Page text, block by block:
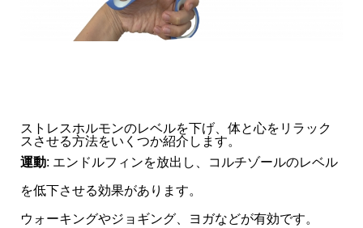
ストレスホルモンのレベルを下げ、体と心をリラック
スさせる方法をいくつか紹介します。
運動: エンドルフィンを放出し、コルチゾールのレベル
を低下させる効果があります。
ウォーキングやジョギング、ヨガなどが有効です。